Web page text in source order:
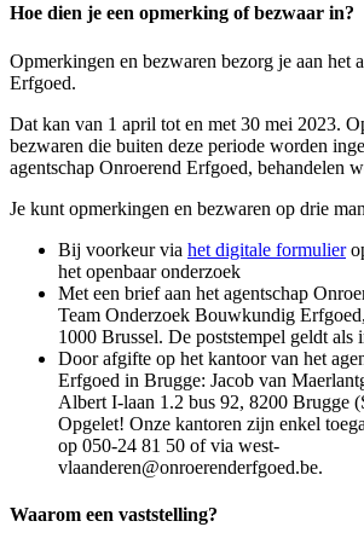
Hoe dien je een opmerking of bezwaar in?
Opmerkingen en bezwaren bezorg je aan het
Erfgoed.
Dat kan van 1 april tot en met 30 mei 2023.
bezwaren die buiten deze periode worden
agentschap Onroerend Erfgoed, behandelen
Je kunt opmerkingen en bezwaren op drie
Bij voorkeur via het digitale formulier
het openbaar onderzoek
Met een brief aan het agentschap
Team Onderzoek Bouwkundig
1000 Brussel. De poststempel geldt als
Door afgifte op het kantoor van het
Erfgoed in Brugge: Jacob van
Albert I-laan 1.2 bus 92, 8200 Brugge
Opgelet! Onze kantoren zijn enkel
op 050-24 81 50 of via west-
vlaanderen@onroerenderfgoed.be.
Waarom een vaststelling?